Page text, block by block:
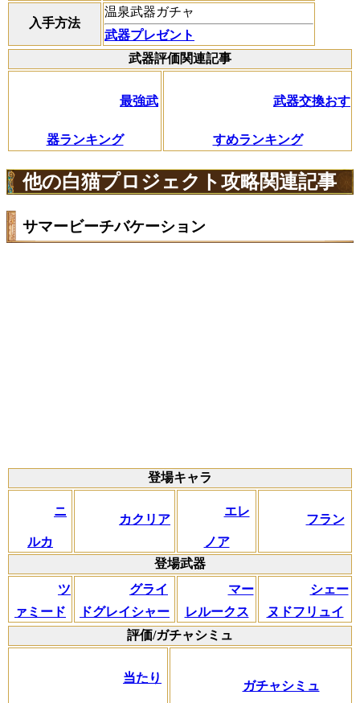
入手方法
温泉武器ガチャ
武器プレゼント
武器評価関連記事
最強武
器ランキング
武器交換おす
すめランキング
他の白猫プロジェクト攻略関連記事
サマービーチバケーション
登場キャラ
ニ
ルカ
カクリア
エレ
ノア
フラン
登場武器
ツ
ァミード
グライ
ドグレイシャー
マー
レルークス
シェー
ヌドフリュイ
評価/ガチャシミュ
当たり
ガチャシミュ